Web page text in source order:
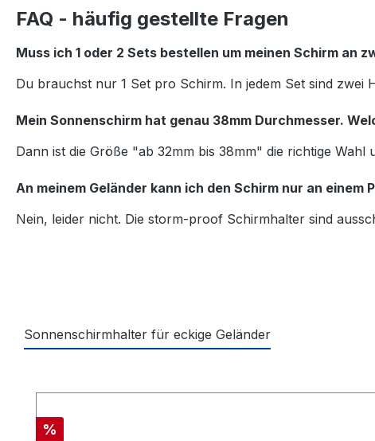
FAQ - häufig gestellte Fragen
Muss ich 1 oder 2 Sets bestellen um meinen Schirm an
Du brauchst nur 1 Set pro Schirm. In jedem Set sind zwei
Mein Sonnenschirm hat genau 38mm Durchmesser.
Dann ist die Größe "ab 32mm bis 38mm" die richtige
An meinem Geländer kann ich den Schirm nur an
Nein, leider nicht. Die storm-proof Schirmhalter sind
Sonnenschirmhalter für eckige Geländer
Rabatt
%